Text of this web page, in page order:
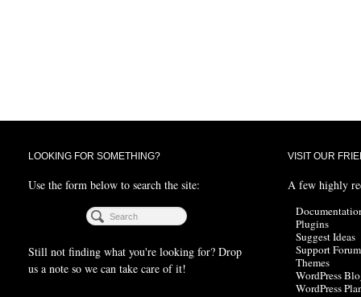
LOOKING FOR SOMETHING?
Use the form below to search the site:
Still not finding what you're looking for? Drop
us a note so we can take care of it!
VISIT OUR
A few highly
Plugins
Suggest Ideas
Support Forum
Themes
WordPress
WordPress